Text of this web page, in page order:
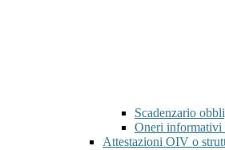
Scadenzario
Oneri informativi
Attestazioni OIV o